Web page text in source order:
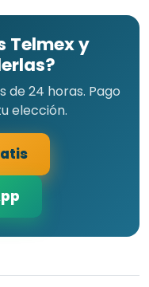
Telmex y
de 24 horas. Pago
elección.